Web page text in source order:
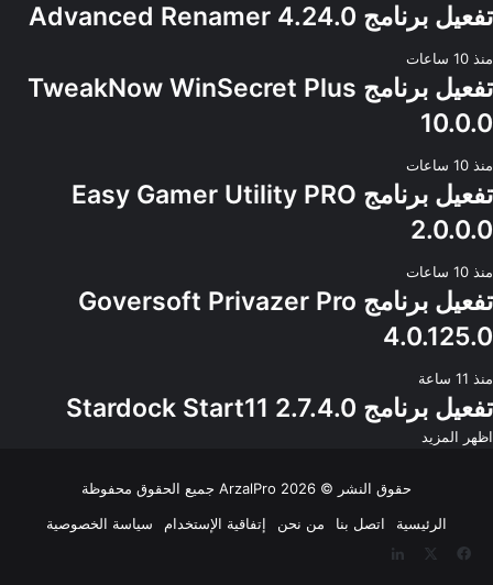
تفعيل برنامج Advanced Renamer 4.24.0
منذ 10 ساعات
تفعيل برنامج TweakNow WinSecret Plus
10.0.0
منذ 10 ساعات
تفعيل برنامج Easy Gamer Utility PRO
2.0.0.0
منذ 10 ساعات
تفعيل برنامج Goversoft Privazer Pro
4.0.125.0
منذ 11 ساعة
تفعيل برنامج Stardock Start11 2.7.4.0
اظهر المزيد
حقوق النشر © 2026 ArzalPro جميع الحقوق محفوظة
الرئيسية
اتصل بنا من نحن إتفاقية الإستخدام
سياسة الخصوصية
فيسبوك
لينكدإن